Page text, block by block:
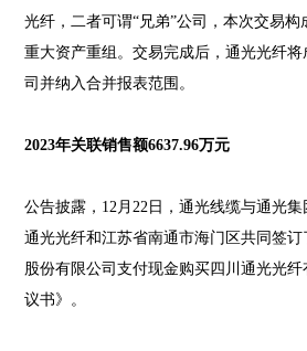
光纤，二者可谓“兄弟”公司，本次交易
重大资产重组。交易完成后，通光光纤
司并纳入合并报表范围。
2023年关联销售额6637.96万元
公告披露，12月22日，通光线缆与通光
通光光纤和江苏省南通市海门区共同签
股份有限公司支付现金购买四川通光光
议书》。